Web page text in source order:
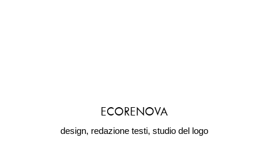
ECORENOVA
design, redazione testi, studio del logo